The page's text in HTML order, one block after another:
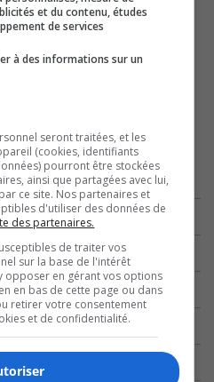
et du contenu, études
de services
à des informations sur un
seront traitées, et les
(cookies, identifiants
pourront être stockées
ainsi que partagées avec lui,
ce site. Nos partenaires et
d'utiliser des données de
des partenaires.
de traiter vos
sur la base de l'intérêt
opposer en gérant vos options
en bas de cette page ou dans
retirer votre consentement
et de confidentialité.